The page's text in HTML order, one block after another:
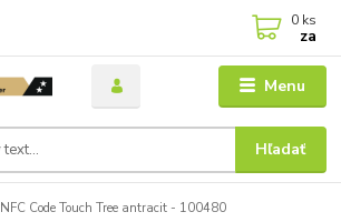
Menu
Hľadať
0 ks
za
NFC Code Touch Tree antracit - 100480